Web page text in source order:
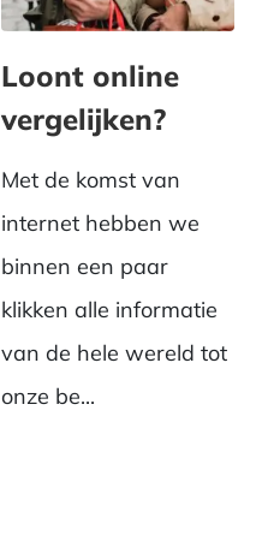
Loont online
vergelijken?
Met de komst van
internet hebben we
binnen een paar
klikken alle informatie
van de hele wereld tot
onze be...